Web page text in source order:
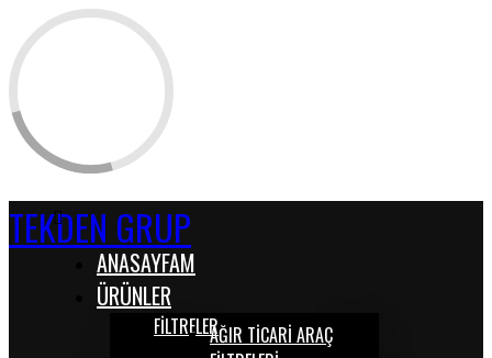
TEKDEN GRUP
ANASAYFAM
ÜRÜNLER
FİLTRELERAĞIR TİCARİ ARAÇ